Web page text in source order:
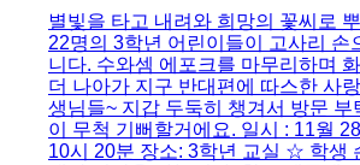
별빛을 타고 내려와 희망의 꽃씨로
22명의 3학년 어린이들이 고사리 손
니다. 수와셈 에포크를 마무리하며
더 나아가 지구 반대편에 따스한 사
생님들~ 지갑 두둑히 챙겨서 방문
이 무척 기뻐할거에요. 일시 : 11월
10시 20분 장소: 3학년 교실 ☆ 학생